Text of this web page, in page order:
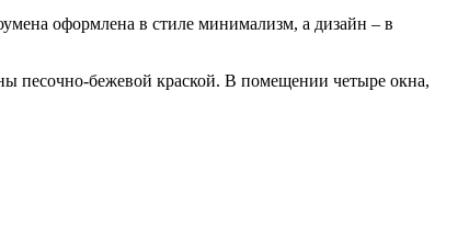
оформлена в стиле минимализм, а дизайн – в
песочно-бежевой краской. В помещении четыре окна,